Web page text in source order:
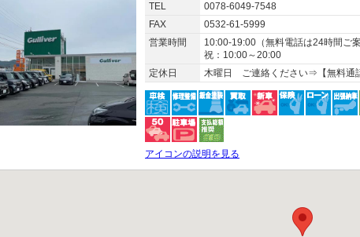
TEL
0078-6049-7548
FAX
0532-61-5999
営業時間
10:00-19:00（無料電話は24時間ご
祝：10:00～20:00
定休日
木曜日 ご連絡ください⇒【無料通
アイコンの説明を見る